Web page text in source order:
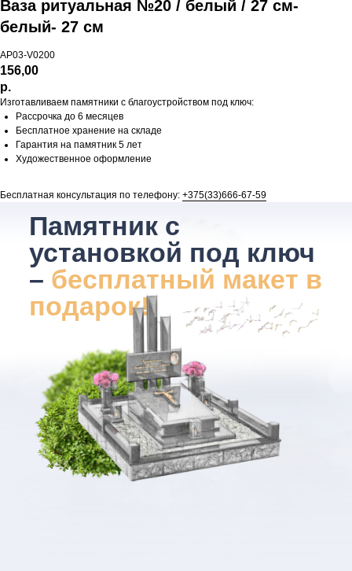
Ваза ритуальная №20 / белый / 27 см-
белый- 27 см
AP03-V0200
156,00
р.
Изготавливаем памятники с благоустройством под ключ:
Рассрочка до 6 месяцев
Бесплатное хранение на складе
Гарантия на памятник 5 лет
Художественное оформление
Бесплатная консультация по телефону: +375(33)666-67-59
Памятник с
установкой под ключ
– бесплатный макет в
подарок!